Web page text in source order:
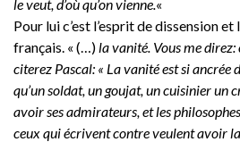
le veut, d’où qu’on vienne. «
Pour lui c’est l’esprit de dissension
français. « (…) la vanité. Vous me direz:
citerez Pascal: « La vanité est si ancrée
qu’un soldat, un goujat, un cuisinier un
avoir ses admirateurs, et les
ceux qui écrivent contre veulent avoir